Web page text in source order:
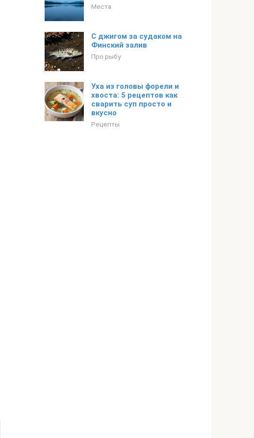
Места
С джигом за судаком на
Финский залив
Про рыбу
Уха из головы форели и
хвоста: 5 рецептов как
сварить суп просто и
вкусно
Рецепты